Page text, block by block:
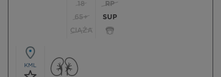
18
65+
CIĄŻA
RP
SUP
KML